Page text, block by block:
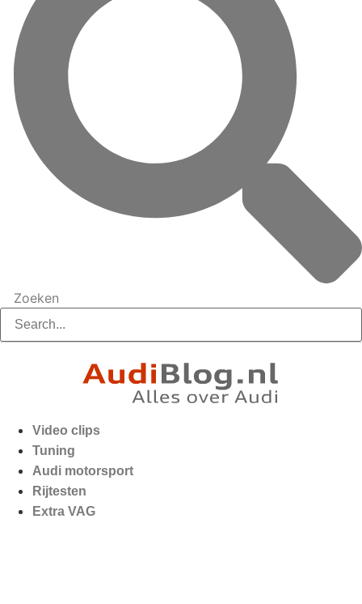
Zoeken
Video clips
Tuning
Audi motorsport
Rijtesten
Extra VAG